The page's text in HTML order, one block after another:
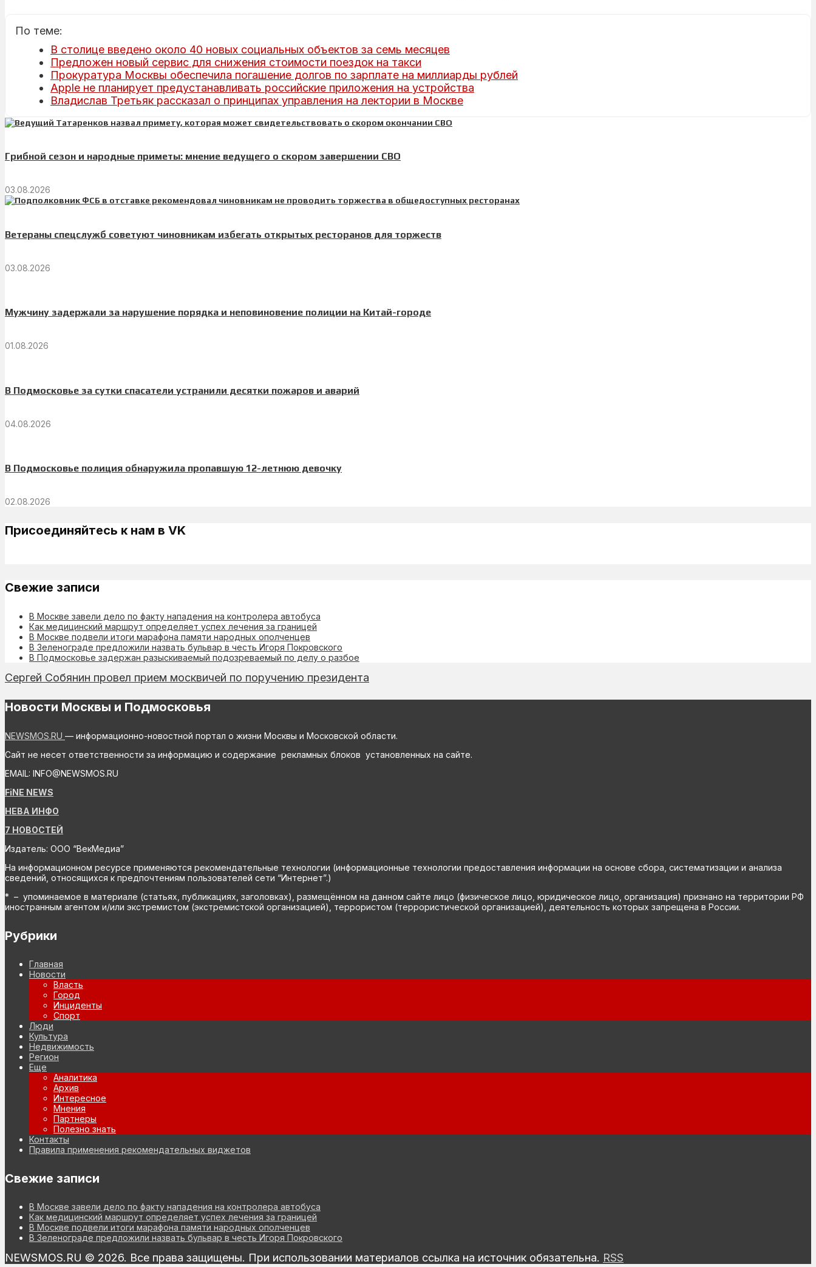
По теме:
В столице введено около 40 новых социальных объектов за семь месяцев
Предложен новый сервис для снижения стоимости поездок на такси
Прокуратура Москвы обеспечила погашение долгов по зарплате на миллиарды рублей
Apple не планирует предустанавливать российские приложения на устройства
Владислав Третьяк рассказал о принципах управления на лектории в Москве
Грибной сезон и народные приметы: мнение ведущего о скором завершении СВО
03.08.2026
Ветераны спецслужб советуют чиновникам избегать открытых ресторанов для торжеств
03.08.2026
Мужчину задержали за нарушение порядка и неповиновение полиции на Китай-городе
01.08.2026
В Подмосковье за сутки спасатели устранили десятки пожаров и аварий
04.08.2026
В Подмосковье полиция обнаружила пропавшую 12-летнюю девочку
02.08.2026
Присоединяйтесь к нам в VK
Свежие записи
В Москве завели дело по факту нападения на контролера автобуса
Как медицинский маршрут определяет успех лечения за границей
В Москве подвели итоги марафона памяти народных ополченцев
В Зеленограде предложили назвать бульвар в честь Игоря Покровского
В Подмосковье задержан разыскиваемый подозреваемый по делу о разбое
Сергей Собянин провел прием москвичей по поручению президента
Новости Москвы и Подмосковья
NEWSMOS.RU — информационно-новостной портал о жизни Москвы и Московской области.
Сайт не несет ответственности за информацию и содержание рекламных блоков установленных на сайте.
EMAIL: INFO@NEWSMOS.RU
FiNE NEWS
НЕВА ИНФО
7 НОВОСТЕЙ
Издатель: ООО “ВекМедиа”
На информационном ресурсе применяются рекомендательные технологии (информационные технологии предоставления информации на основе сбора, систематизации и анализа
сведений, относящихся к предпочтениям пользователей сети “Интернет”.)
* – упоминаемое в материале (статьях, публикациях, заголовках), размещённом на данном сайте лицо (физическое лицо, юридическое лицо, организация) признано на территории РФ
иностранным агентом и/или экстремистом (экстремистской организацией), террористом (террористической организацией), деятельность которых запрещена в России.
Рубрики
Главная
Новости
Власть
Город
Инциденты
Спорт
Люди
Культура
Недвижимость
Регион
Еще
Аналитика
Архив
Интересное
Мнения
Партнеры
Полезно знать
Контакты
Правила применения рекомендательных виджетов
Свежие записи
В Москве завели дело по факту нападения на контролера автобуса
Как медицинский маршрут определяет успех лечения за границей
В Москве подвели итоги марафона памяти народных ополченцев
В Зеленограде предложили назвать бульвар в честь Игоря Покровского
NEWSMOS.RU © 2026. Все права защищены. При использовании материалов ссылка на источник обязательна. RSS